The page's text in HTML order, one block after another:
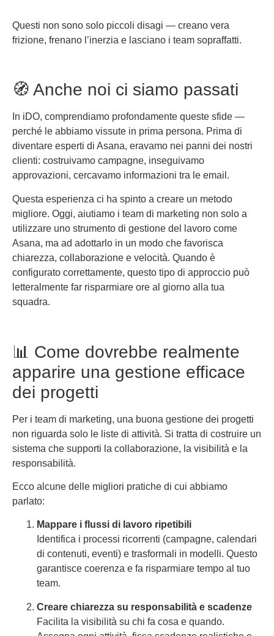
Questi non sono solo piccoli disagi — creano vera
frizione, frenano l’inerzia e lasciano i team sopraffatti.
🧭 Anche noi ci siamo passati
In iDO, comprendiamo profondamente queste sfide —
perché le abbiamo vissute in prima persona. Prima di
diventare esperti di Asana, eravamo nei panni dei nostri
clienti: costruivamo campagne, inseguivamo
approvazioni, cercavamo informazioni tra le email.
Questa esperienza ci ha spinto a creare un metodo
migliore. Oggi, aiutiamo i team di marketing non solo a
utilizzare uno strumento di gestione del lavoro come
Asana, ma ad adottarlo in un modo che favorisca
chiarezza, collaborazione e velocità. Quando è
configurato correttamente, questo tipo di approccio può
letteralmente far risparmiare ore al giorno alla tua
squadra.
📊 Come dovrebbe realmente
apparire una gestione efficace
dei progetti
Per i team di marketing, una buona gestione dei progetti
non riguarda solo le liste di attività. Si tratta di costruire un
sistema che supporti la collaborazione, la visibilità e la
responsabilità.
Ecco alcune delle migliori pratiche di cui abbiamo
parlato:
Mappare i flussi di lavoro ripetibili
Identifica i processi ricorrenti (campagne, calendari
di contenuti, eventi) e trasformali in modelli. Questo
garantisce coerenza e fa risparmiare tempo al tuo
team.
Creare chiarezza su responsabilità e scadenze
Facilita la visibilità su chi fa cosa e quando.